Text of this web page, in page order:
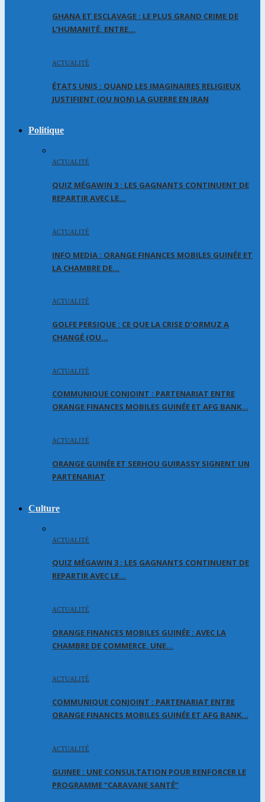
GHANA ET ESCLAVAGE : LE PLUS GRAND CRIME DE
L’HUMANITÉ, ENTRE…
ACTUALITÉ
ÉTATS UNIS : QUAND LES IMAGINAIRES RELIGIEUX
JUSTIFIENT (OU NON) LA GUERRE EN IRAN
Politique
ACTUALITÉ
QUIZ MÉGAWIN 3 : LES GAGNANTS CONTINUENT DE
REPARTIR AVEC LE…
ACTUALITÉ
INFO MEDIA : ORANGE FINANCES MOBILES GUINÉE ET
LA CHAMBRE DE…
ACTUALITÉ
GOLFE PERSIQUE : CE QUE LA CRISE D’ORMUZ A
CHANGÉ (OU…
ACTUALITÉ
COMMUNIQUE CONJOINT : PARTENARIAT ENTRE
ORANGE FINANCES MOBILES GUINÉE ET AFG BANK…
ACTUALITÉ
ORANGE GUINÉE ET SERHOU GUIRASSY SIGNENT UN
PARTENARIAT
Culture
ACTUALITÉ
QUIZ MÉGAWIN 3 : LES GAGNANTS CONTINUENT DE
REPARTIR AVEC LE…
ACTUALITÉ
ORANGE FINANCES MOBILES GUINÉE : AVEC LA
CHAMBRE DE COMMERCE, UNE…
ACTUALITÉ
COMMUNIQUE CONJOINT : PARTENARIAT ENTRE
ORANGE FINANCES MOBILES GUINÉE ET AFG BANK…
ACTUALITÉ
GUINEE : UNE CONSULTATION POUR RENFORCER LE
PROGRAMME “CARAVANE SANTÉ”